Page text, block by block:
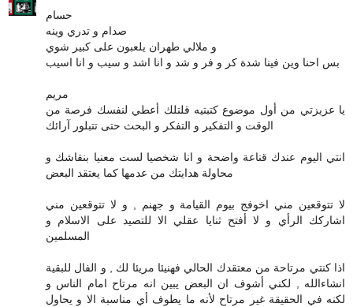
حسام
صدام و تدري وينه
و ملالي طهران يلعبون على كبير شوي
بس احنا وين فينا شدة كر و فر و شد و انا اشد و سيب و انا اسيب
مريم
يا عزيزتي من أول موضوع كتبتيه قلتلك أعطي لنفسك فرصة من
الوقت و التفكير و التفكر و البحث حتى تتبلور آرائك
انتي اليوم عندك قناعة واضحة و انا شخصيا لست معنيا بنقاشك و
محاولة هدايتك من عدمها كما يعتقد البعض
لا تتوقعين مني اخوفج بيوم القيامة و جهنم , و لا تتوقعين مني
اشاركك الرأي و لا أفتح ثنايا عقلي الا للتصيد على الاسلام و
المسلمين
اذا كنتي مرتاحة من معتقدك الحالي فهنيئا مريئا لك , و الفال للبقية
انشاءالله , لكني أشوف ان البعض يبين انه مرتاح امام الناس و
لكنه في الحقيقة غير مرتاح لأنه ما يطوف أي مناسبة الا و يحاول